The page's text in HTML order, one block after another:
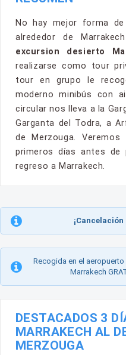
No hay mejor forma
alrededor de
excursion desierto
realizarse como tour
tour en grupo le
moderno minibús con
circular nos lleva a la
Garganta del Todra, a
de Merzouga.
primeros días antes de
regreso a Marrakech.
¡Cancelación
Recogida en el
Marrakech
DESTACADOS 3
MARRAKECH AL
MERZOUGA